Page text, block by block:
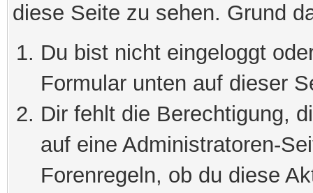
diese Seite zu sehen. Grund
Du bist nicht eingeloggt
Formular unten auf dieser
Dir fehlt die Berechtigung,
auf eine Administratoren-
Forenregeln, ob du diese